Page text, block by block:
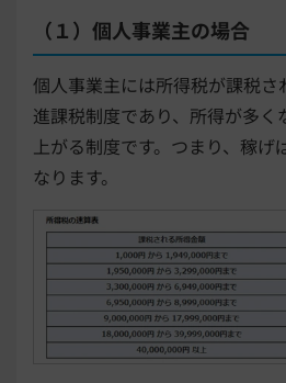
（１）個人事業主の場合
個人事業主には所得税が課税さ
進課税制度であり、所得が多
上がる制度です。つまり、稼げ
なります。